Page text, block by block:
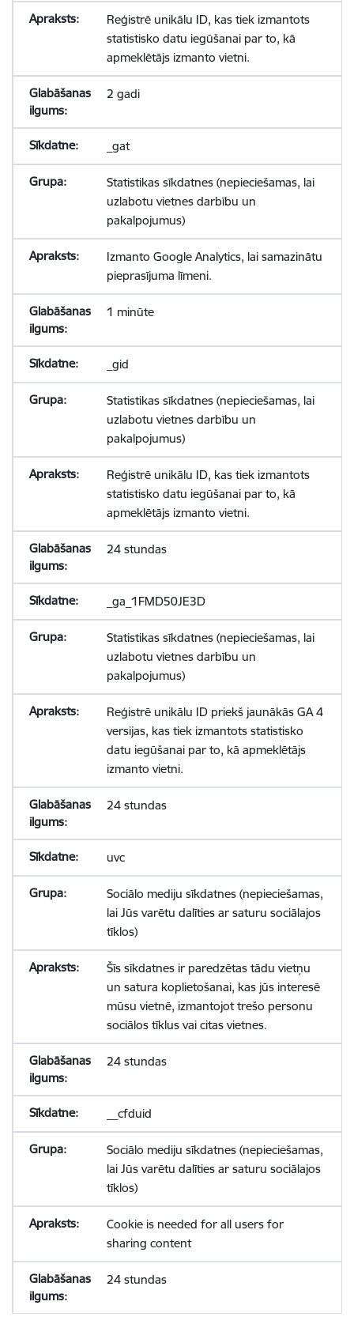
Reģistrē unikālu ID, kas tiek izmantots
statistisko datu iegūšanai par to, kā
apmeklētājs izmanto vietni.
2 gadi
_gat
Statistikas sīkdatnes (nepieciešamas, lai
uzlabotu vietnes darbību un
pakalpojumus)
Izmanto Google Analytics, lai samazinātu
pieprasījuma līmeni.
1 minūte
_gid
Statistikas sīkdatnes (nepieciešamas, lai
uzlabotu vietnes darbību un
pakalpojumus)
Reģistrē unikālu ID, kas tiek izmantots
statistisko datu iegūšanai par to, kā
apmeklētājs izmanto vietni.
24 stundas
_ga_1FMD50JE3D
Statistikas sīkdatnes (nepieciešamas, lai
uzlabotu vietnes darbību un
pakalpojumus)
Reģistrē unikālu ID priekš jaunākās GA 4
versijas, kas tiek izmantots statistisko
datu iegūšanai par to, kā apmeklētājs
izmanto vietni.
24 stundas
uvc
Sociālo mediju sīkdatnes (nepieciešamas,
lai Jūs varētu dalīties ar saturu sociālajos
tīklos)
Šīs sīkdatnes ir paredzētas tādu vietņu
un satura koplietošanai, kas jūs interesē
mūsu vietnē, izmantojot trešo personu
sociālos tīklus vai citas vietnes.
24 stundas
__cfduid
Sociālo mediju sīkdatnes (nepieciešamas,
lai Jūs varētu dalīties ar saturu sociālajos
tīklos)
Cookie is needed for all users for
sharing content
24 stundas